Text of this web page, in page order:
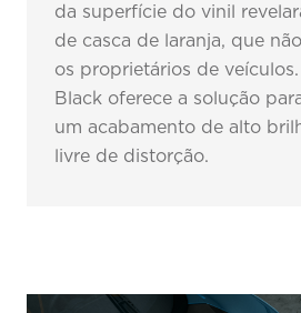
da superfície do vinil
de casca de laranja, que
os proprietários de
Black oferece a solução
um acabamento de alto
livre de distorção.